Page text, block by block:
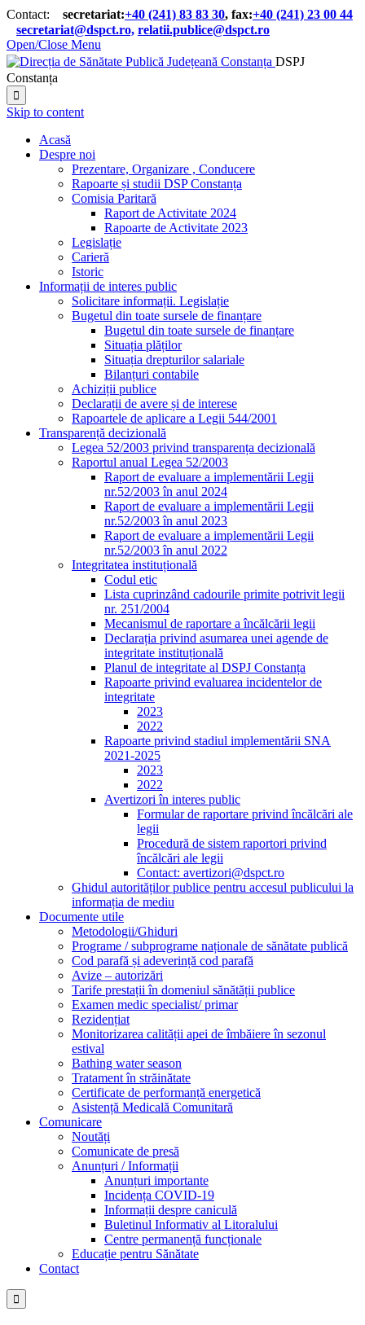
Contact: secretariat:+40 (241) 83 83 30, fax:+40 (241) 23 00 44
secretariat@dspct.ro, relatii.publice@dspct.ro
Open/Close Menu
DSPJ
Constanța

Skip to content
Acasă
Despre noi
Prezentare, Organizare , Conducere
Rapoarte și studii DSP Constanța
Comisia Paritară
Raport de Activitate 2024
Rapoarte de Activitate 2023
Legislație
Carieră
Istoric
Informații de interes public
Solicitare informații. Legislație
Bugetul din toate sursele de finanțare
Bugetul din toate sursele de finanțare
Situația plăților
Situația drepturilor salariale
Bilanțuri contabile
Achiziții publice
Declarații de avere și de interese
Rapoartele de aplicare a Legii 544/2001
Transparență decizională
Legea 52/2003 privind transparența decizională
Raportul anual Legea 52/2003
Raport de evaluare a implementării Legii
nr.52/2003 în anul 2024
Raport de evaluare a implementării Legii
nr.52/2003 în anul 2023
Raport de evaluare a implementării Legii
nr.52/2003 în anul 2022
Integritatea instituțională
Codul etic
Lista cuprinzând cadourile primite potrivit legii
nr. 251/2004
Mecanismul de raportare a încălcării legii
Declarația privind asumarea unei agende de
integritate instituțională
Planul de integritate al DSPJ Constanța
Rapoarte privind evaluarea incidentelor de
integritate
2023
2022
Rapoarte privind stadiul implementării SNA
2021-2025
2023
2022
Avertizori în interes public
Formular de raportare privind încălcări ale
legii
Procedură de sistem raportori privind
încălcări ale legii
Contact: avertizori@dspct.ro
Ghidul autorităților publice pentru accesul publicului la
informația de mediu
Documente utile
Metodologii/Ghiduri
Programe / subprograme naționale de sănătate publică
Cod parafă și adeverință cod parafă
Avize – autorizări
Tarife prestații în domeniul sănătății publice
Examen medic specialist/ primar
Rezidențiat
Monitorizarea calității apei de îmbăiere în sezonul
estival
Bathing water season
Tratament în străinătate
Certificate de performanță energetică
Asistență Medicală Comunitară
Comunicare
Noutăți
Comunicate de presă
Anunțuri / Informații
Anunțuri importante
Incidența COVID-19
Informații despre caniculă
Buletinul Informativ al Litoralului
Centre permanență funcționale
Educație pentru Sănătate
Contact
